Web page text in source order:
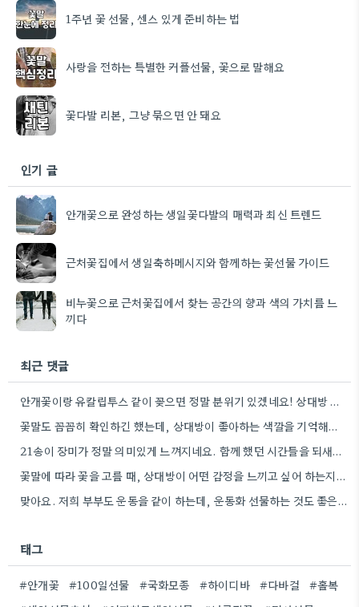
1주년 꽃 선물, 센스 있게 준비하는 법
사랑을 전하는 특별한 커플선물, 꽃으로 말해요
꽃다발 리본, 그냥 묶으면 안 돼요
인기 글
안개꽃으로 완성하는 생일꽃다발의 매력과 최신 트렌드
근처꽃집에서 생일축하메시지와 함께하는 꽃선물 가이드
비누꽃으로 근처꽃집에서 찾는 공간의 향과 색의 가치를 느
끼다
최근 댓글
안개꽃이랑 유칼립투스 같이 꽂으면 정말 분위기 있겠네요! 상대방 취향 생각하는 것도 좋지만, 꽃말도 고려하면 센스+
꽃말도 꼼꼼히 확인하긴 했는데, 상대방이 좋아하는 색깔을 기억해두는 게 더 센스 있을 것 같아요.
21송이 장미가 정말 의미있게 느껴지네요. 함께 했던 시간들을 되새기며 선물을 고른다는 마음이 잘 전달될 것…
꽃말에 따라 꽃을 고를 때, 상대방이 어떤 감정을 느끼고 싶어 하는지 생각하는 게 정말 좋은…
맞아요. 저희 부부도 운동을 같이 하는데, 운동화 선물하는 것도 좋은 생각이었네요. 꽃과 함께라면 더 센스…
태그
#안개꽃 #100일선물 #국화모종 #하이디바 #다바걸
#홀복